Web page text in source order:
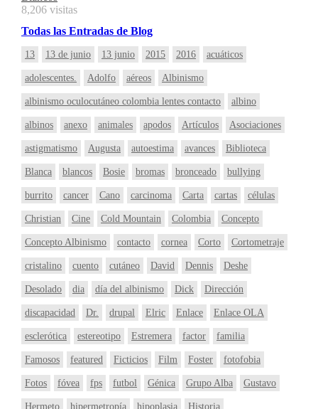
8,206 visitas
Todas las Entradas de Blog
13 13 de junio 13 junio 2015 2016 acuáticos
adolescentes. Adolfo aéreos Albinismo
albinismo oculocutáneo colombia lentes contacto albino
albinos anexo animales apodos Artículos Asociaciones
astigmatismo Augusta autoestima avances Biblioteca
Blanca blancos Bosie bromas bronceado bullying
burrito cancer Cano carcinoma Carta cartas células
Christian Cine Cold Mountain Colombia Concepto
Concepto Albinismo contacto cornea Corto Cortometraje
cristalino cuento cutáneo David Dennis Deshe
Desolado dia día del albinismo Dick Dirección
discapacidad Dr. drupal Elric Enlace Enlace OLA
esclerótica estereotipo Estremera factor familia
Famosos featured Ficticios Film Foster fotofobia
Fotos fóvea fps futbol Génica Grupo Alba Gustavo
Hermeto hipermetropía hipoplasia Historia